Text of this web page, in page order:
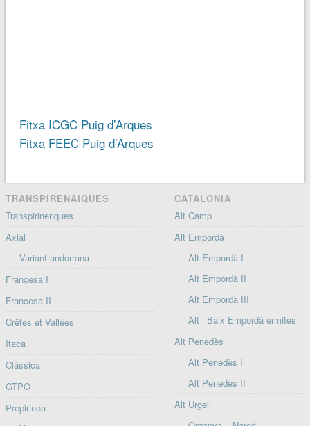
Fitxa ICGC Puig d’Arques
Fitxa FEEC Puig d’Arques
TRANSPIRENAIQUES
Transpirinenques
Axial
Variant andorrana
Francesa I
Francesa II
Crêtes et Vallées
Itaca
Clàssica
GTPO
Prepirinea
CATALONIA
Alt Camp
Alt Empordà
Alt Empordà I
Alt Empordà II
Alt Empordà III
Alt i Baix Empordà ermites
Alt Penedès
Alt Penedès I
Alt Penedès II
Alt Urgell